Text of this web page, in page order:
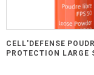
CELL'DEFENSE
PROTECTION LARGE